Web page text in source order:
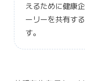
えるために健康
ーリーを共有す
す。